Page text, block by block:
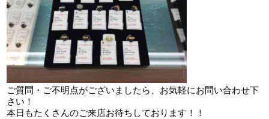
ご質問・ご不明点がございましたら、お気軽にお問い合わせ下
さい！
本日もたくさんのご来店お待ちしております！！